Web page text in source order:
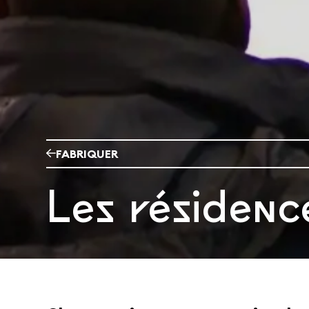
FABRIQUER
Les